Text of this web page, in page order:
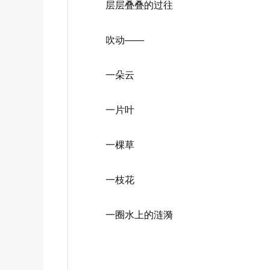
层层叠叠的过往
吹动——
一朵云
一片叶
一棵草
一枝花
一圈水上的涟漪